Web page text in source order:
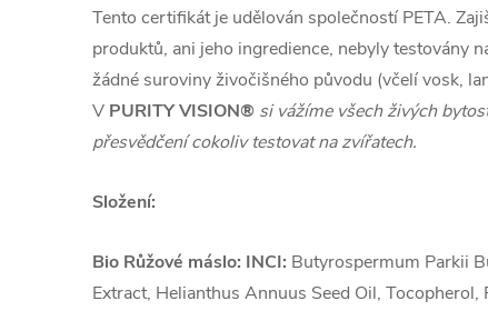
Tento certifikát je udělován společností PETA.
produktů, ani jeho ingredience, nebyly testovány
žádné suroviny živočišného původu (včelí vosk,
V PURITY VISION® si vážíme všech živých
přesvědčení cokoliv testovat na zvířatech.
Složení:
Bio Růžové máslo: INCI: Butyrospermum Parkii
Extract, Helianthus Annuus Seed Oil, Tocopherol,